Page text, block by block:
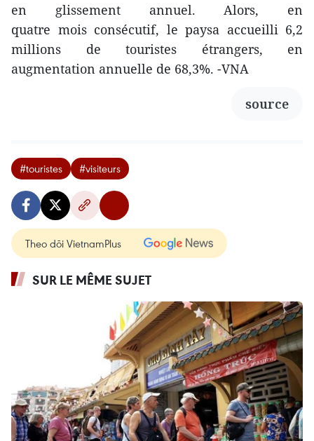
en glissement annuel. Alors, en
quatre mois consécutif, le paysa accueilli 6,2
millions de touristes étrangers, en
augmentation annuelle de 68,3%. -VNA
source
#touristes #visiteurs
Theo dõi VietnamPlus
SUR LE MÊME SUJET